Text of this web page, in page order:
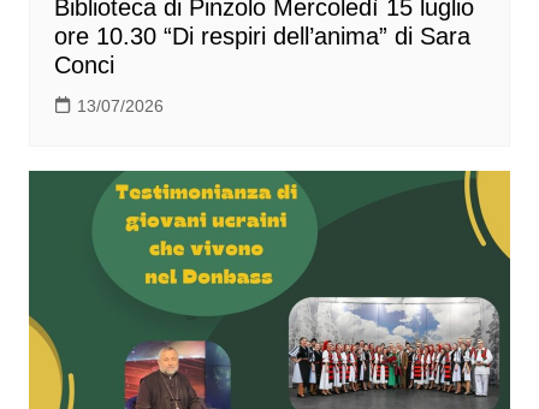
Biblioteca di Pinzolo Mercoledì 15 luglio
ore 10.30 “Di respiri dell’anima” di Sara
Conci
13/07/2026